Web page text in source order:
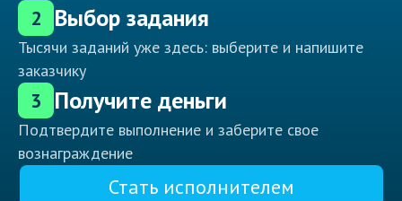
2 Выбор задания
Тысячи заданий уже здесь: выберите и напишите
заказчику
3 Получите деньги
Подтвердите выполнение и заберите свое
вознаграждение
Стать исполнителем